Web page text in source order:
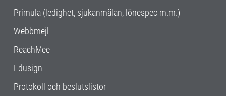
Primula (ledighet, sjukanmälan, lönespec m.m.)
Webbmejl
ReachMee
Edusign
Protokoll och beslutslistor